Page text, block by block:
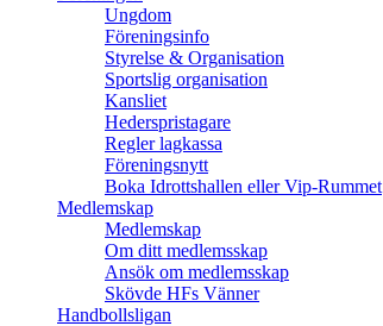
Ungdom
Föreningsinfo
Styrelse & Organisation
Sportslig organisation
Kansliet
Hederspristagare
Regler lagkassa
Föreningsnytt
Boka Idrottshallen eller Vip-Rummet
Medlemskap
Medlemskap
Om ditt medlemsskap
Ansök om medlemsskap
Skövde HFs Vänner
Handbollsligan